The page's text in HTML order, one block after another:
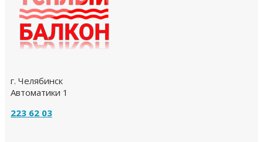
г. Челябинск
Автоматики 1
223 62 03